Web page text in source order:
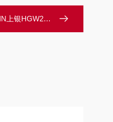
直线导轨